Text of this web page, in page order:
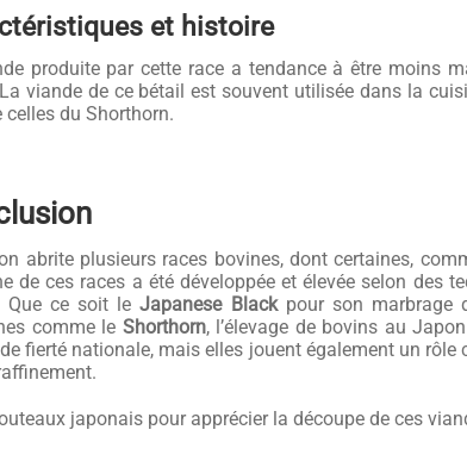
et histoire
produite par cette race a tendance à être moins
viande de ce bétail est souvent utilisée dans la
celles du Shorthorn.
abrite plusieurs races bovines, dont certaines,
de ces races a été développée et élevée selon des
Que ce soit leJapanese Blackpour son marbrage
comme le Shorthorn, l’élevage de bovins au
fierté nationale, mais elles jouent également un
japonais pour apprécier la découpe de ces